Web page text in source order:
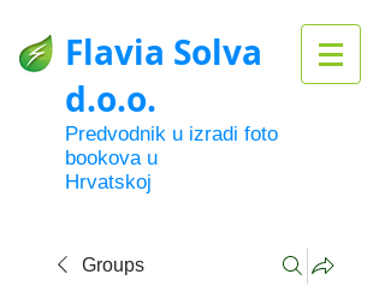
Flavia Solva
d.o.o.
Predvodnik u izradi foto
bookova u
Hrvatskoj
Groups